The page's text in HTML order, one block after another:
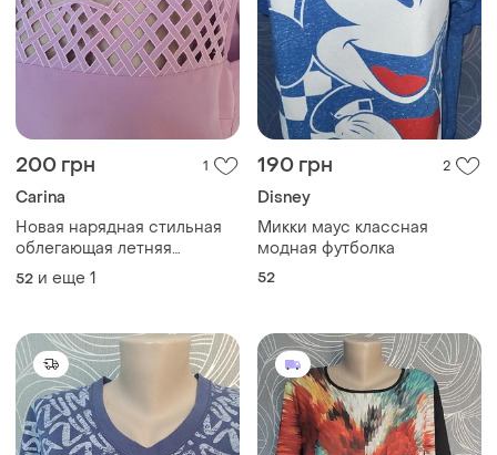
200 грн 1
Carina
Новая нарядная стильная
облегающая летняя
кофточка с вытачками,
вышивка сеточка, по бокам
52 и еще 1
190 грн 2
Disney
Микки маус классная
модная футболка
52